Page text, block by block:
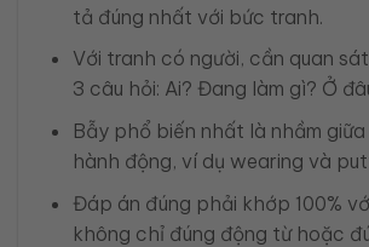
tả đúng nhất với bức tranh.
Với tranh có người, cần quan
3 câu hỏi: Ai? Đang làm gì? Ở
Bẫy phổ biến nhất là nhầm
hành động, ví dụ wearing và
Đáp án đúng phải khớp 100%
không chỉ đúng động từ hoặc